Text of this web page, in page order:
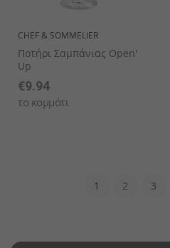
CHEF & SOMMELIER
Ποτήρι Σαμπάνιας Open'
Up
€9.94
το κομμάτι
1 2 3